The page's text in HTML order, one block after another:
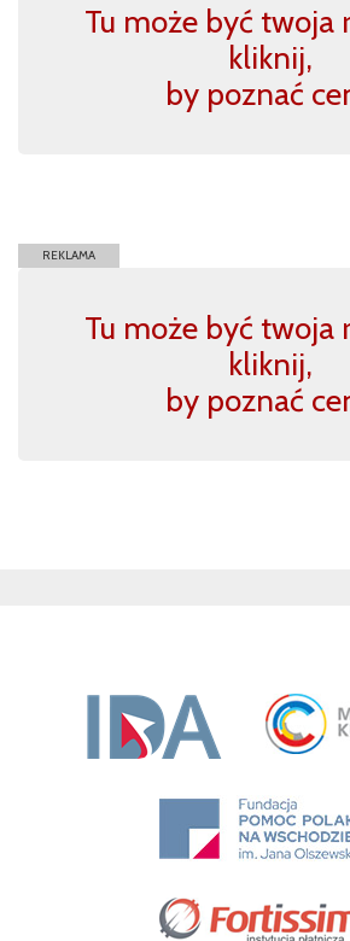
Tu może być twoja
kliknij,
by poznać
REKLAMA
Tu może być twoja
kliknij,
by poznać